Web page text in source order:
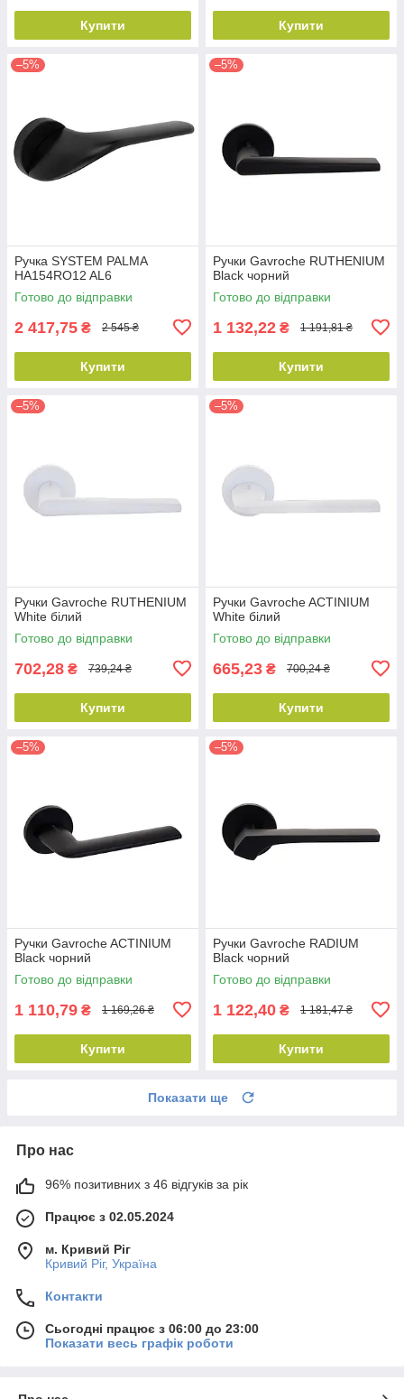
Купити Купити
–5%
Ручка SYSTEM PALMA
HA154RO12 AL6
Готово до відправки
2 417,75 ₴ 2 545 ₴
Купити
–5%
Ручки Gavroche RUTHENIUM
Black чорний
Готово до відправки
1 132,22 ₴ 1 191,81 ₴
Купити
–5%
Ручки Gavroche RUTHENIUM
White білий
Готово до відправки
702,28 ₴ 739,24 ₴
Купити
–5%
Ручки Gavroche ACTINIUM
White білий
Готово до відправки
665,23 ₴ 700,24 ₴
Купити
–5%
Ручки Gavroche ACTINIUM
Black чорний
Готово до відправки
1 110,79 ₴ 1 169,26 ₴
Купити
–5%
Ручки Gavroche RADIUM
Black чорний
Готово до відправки
1 122,40 ₴ 1 181,47 ₴
Купити
Показати ще
Про нас
96% позитивних з 46 відгуків за рік
Працює з 02.05.2024
м. Кривий Ріг
Кривий Ріг, Україна
Контакти
Сьогодні працює з 06:00 до 23:00
Показати весь графік роботи